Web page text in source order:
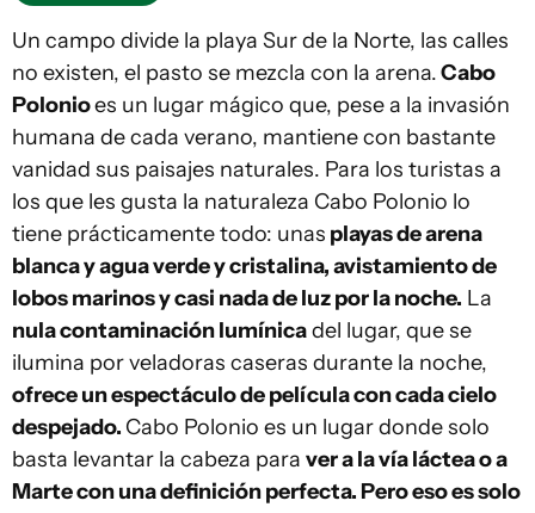
Un campo divide la playa Sur de la Norte, las calles
no existen, el pasto se mezcla con la arena.Cabo
Polonioes un lugar mágico que, pese a la invasión
humana de cada verano, mantiene con bastante
vanidad sus paisajes naturales. Para los turistas a
los que les gusta la naturaleza Cabo Polonio lo
tiene prácticamente todo: unas playas de arena
blanca y agua verde y cristalina, avistamiento de
lobos marinos y casi nada de luz por la noche. La
nula contaminación lumínicadel lugar, que se
ilumina por veladoras caseras durante la noche,
ofrece un espectáculo de película con cada cielo
despejado. Cabo Polonio es un lugar donde solo
basta levantar la cabeza para ver a la vía láctea o a
Marte con una definición perfecta. Pero eso es solo